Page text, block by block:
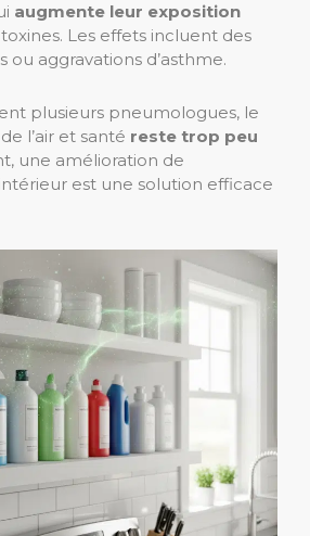
augmente leur exposition
Les effets incluent des
ou aggravations d’asthme.
plusieurs pneumologues, le
l’air et santé reste trop peu
une amélioration de
est une solution efficace